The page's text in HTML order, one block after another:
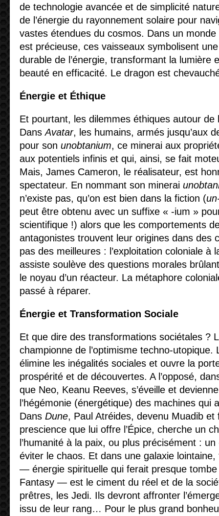
de technologie avancée et de simplicité
de l’énergie du rayonnement solaire pour
vastes étendues du cosmos. Dans un
est précieuse, ces vaisseaux symbolisent
durable de l’énergie, transformant la lumière
beauté en efficacité. Le dragon est
Énergie et Éthique
Et pourtant, les dilemmes éthiques autour de
DansAvatar, les humains, armés jusqu’aux
pour son unobtanium, ce minerai aux
aux potentiels infinis et qui, ainsi, se fait
Mais, James Cameron, le réalisateur, est
spectateur. En nommant son minerai
n’existe pas, qu’on est bien dans la fiction (
peut être obtenu avec un suffixe « -ium »
scientifique !) alors que les comportements
antagonistes trouvent leur origines dans des
pas des meilleures : l’exploitation coloniale à
assiste soulève des questions morales
le noyau d’un réacteur. La métaphore
passé à réparer.
Énergie et Transformation Sociale
Et que dire des transformations sociétales ?
championne de l’optimisme techno-utopique.
élimine les inégalités sociales et ouvre la
prospérité et de découvertes. A l’opposé,
que Neo, Keanu Reeves, s’éveille et
l’hégémonie (énergétique) des machines qui
Dans Dune, Paul Atréides, devenu Muadib et
prescience que lui offre l’Épice, cherche un
l’humanité à la paix, ou plus précisément :
éviter le chaos. Et dans une galaxie
— énergie spirituelle qui ferait presque tombe
Fantasy — est le ciment du réel et de la
prêtres, les Jedi. Ils devront affronter
issu de leur rang… Pour le plus grand